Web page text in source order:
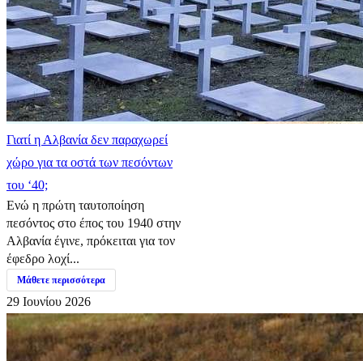
Γιατί η Αλβανία δεν παραχωρεί
χώρο για τα οστά των πεσόντων
του ‘40;
Ενώ η πρώτη ταυτοποίηση
πεσόντος στο έπος του 1940 στην
Αλβανία έγινε, πρόκειται για τον
έφεδρο λοχί...
Μάθετε περισσότερα
29 Ιουνίου 2026